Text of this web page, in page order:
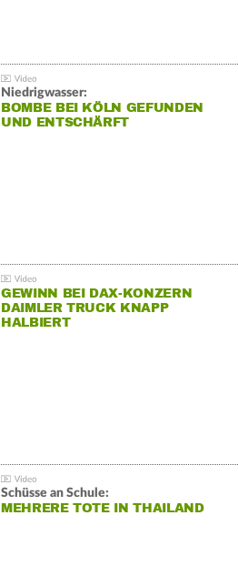
Niedrigwasser:
BOMBE BEI KÖLN GEFUNDEN
UND ENTSCHÄRFT
GEWINN BEI DAX-KONZERN
DAIMLER TRUCK KNAPP
HALBIERT
Schüsse an Schule:
MEHRERE TOTE IN THAILAND